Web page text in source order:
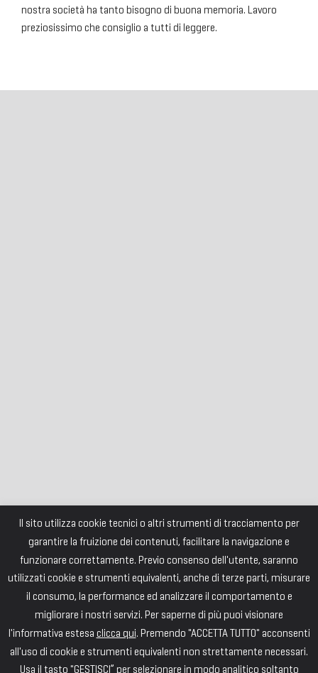
nostra società ha tanto bisogno di buona memoria. Lavoro
preziosissimo che consiglio a tutti di leggere.
Il sito utilizza cookie tecnici o altri strumenti di tracciamento per
garantire la fruizione dei contenuti, facilitare la navigazione e
funzionare correttamente. Previo consenso dell'utente, saranno
utilizzati cookie e strumenti equivalenti, anche di terze parti, misurare
il consumo, la performance ed analizzare il comportamento e
migliorare i nostri servizi. Per saperne di più puoi visionare
l'informativa estesa clicca qui. Premendo "ACCETTA TUTTO" acconsenti
all'uso di cookie e strumenti equivalenti non strettamente necessari.
Usa il tasto "GESTISCI” per selezionare in modo analitico soltanto